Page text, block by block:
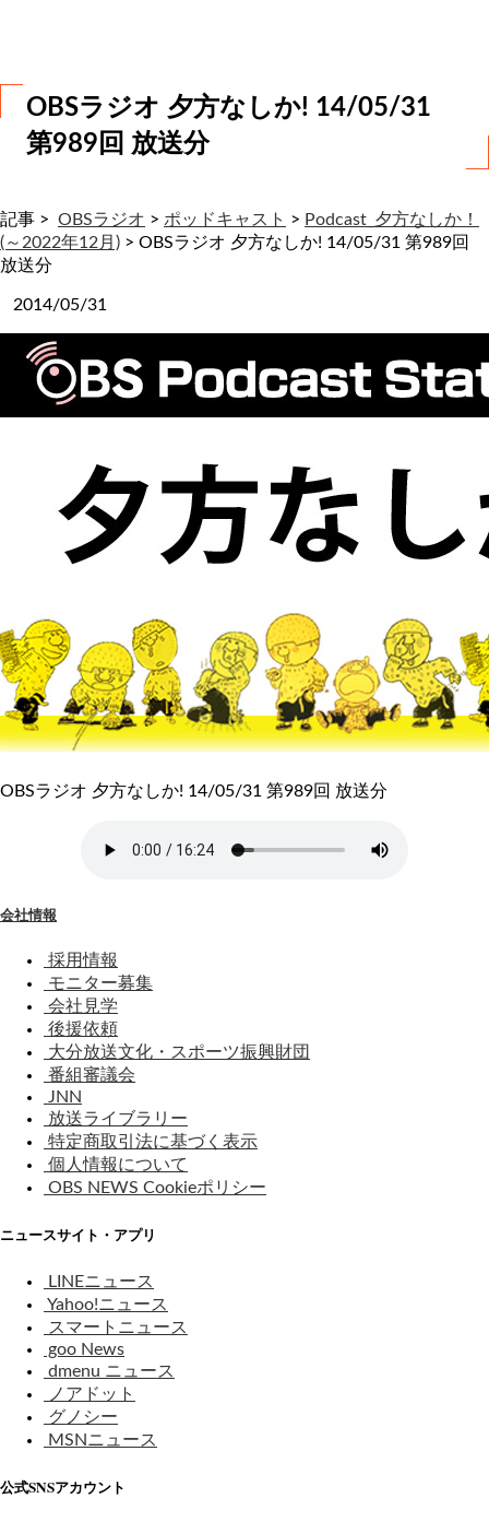
OBSラジオ 夕方なしか! 14/05/31
第989回 放送分
記事 > OBSラジオ > ポッドキャスト > Podcast_夕方なしか！
(～2022年12月) > OBSラジオ 夕方なしか! 14/05/31 第989回
放送分
2014/05/31
OBSラジオ 夕方なしか! 14/05/31 第989回 放送分
会社情報
採用情報
モニター募集
会社見学
後援依頼
大分放送文化・スポーツ振興財団
番組審議会
JNN
放送ライブラリー
特定商取引法に基づく表示
個人情報について
OBS NEWS Cookieポリシー
ニュースサイト・アプリ
LINEニュース
Yahoo!ニュース
スマートニュース
goo News
dmenu ニュース
ノアドット
グノシー
MSNニュース
公式SNSアカウント